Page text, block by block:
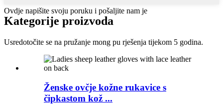
Ovdje napišite svoju poruku i pošaljite nam je
Kategorije proizvoda
Usredotočite se na pružanje mong pu rješenja tijekom 5 godina.
Ženske ovčje kožne rukavice s
čipkastom kož ...